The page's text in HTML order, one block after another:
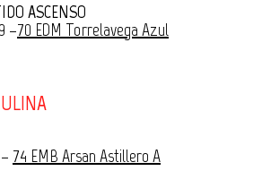
ASCENSO
–70 EDM Torrelavega Azul
74 EMB Arsan Astillero A